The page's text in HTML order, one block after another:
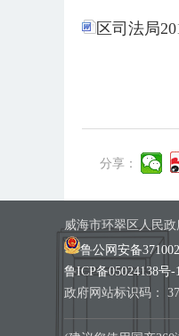
区司法局
分享：
威海市环翠区人民
鲁公网安备
鲁ICP备05024138号-
政府网站标识码：